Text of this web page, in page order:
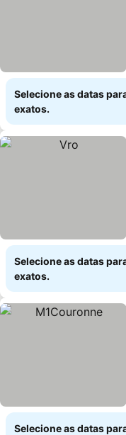
Selecione as datas
exatos.
Selecione as datas
exatos.
Selecione as datas